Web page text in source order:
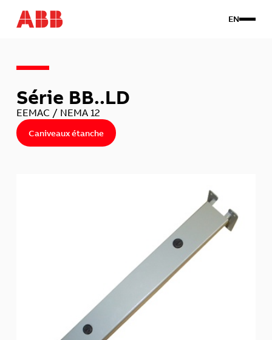
Produits
Travail sur mesure
À propos
Contact
EN
Série BB..LD
EEMAC / NEMA 12
Caniveaux étanche